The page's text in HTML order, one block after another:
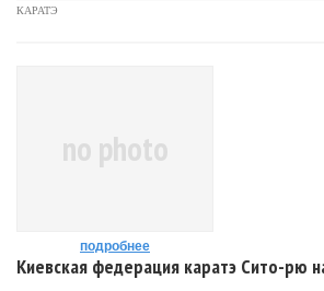
КАРАТЭ
no photo
подробнее
Киевская федерация каратэ Сито-рю